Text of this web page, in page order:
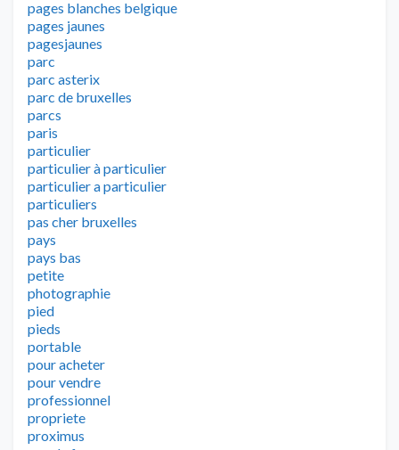
pages blanches belgique
pages jaunes
pagesjaunes
parc
parc asterix
parc de bruxelles
parcs
paris
particulier
particulier à particulier
particulier a particulier
particuliers
pas cher bruxelles
pays
pays bas
petite
photographie
pied
pieds
portable
pour acheter
pour vendre
professionnel
propriete
proximus